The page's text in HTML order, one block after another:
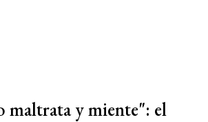
maltrata y miente": el